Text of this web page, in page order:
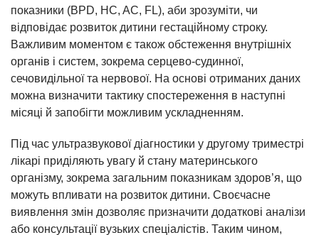
показники (BPD, HC, AC, FL), аби зрозуміти, чи
відповідає розвиток дитини гестаційному строку.
Важливим моментом є також обстеження внутрішніх
органів і систем, зокрема серцево-судинної,
сечовидільної та нервової. На основі отриманих даних
можна визначити тактику спостереження в наступні
місяці й запобігти можливим ускладненням.
Під час ультразвукової діагностики у другому триместрі
лікарі приділяють увагу й стану материнського
організму, зокрема загальним показникам здоров’я, що
можуть впливати на розвиток дитини. Своєчасне
виявлення змін дозволяє призначити додаткові аналізи
або консультації вузьких спеціалістів. Таким чином,